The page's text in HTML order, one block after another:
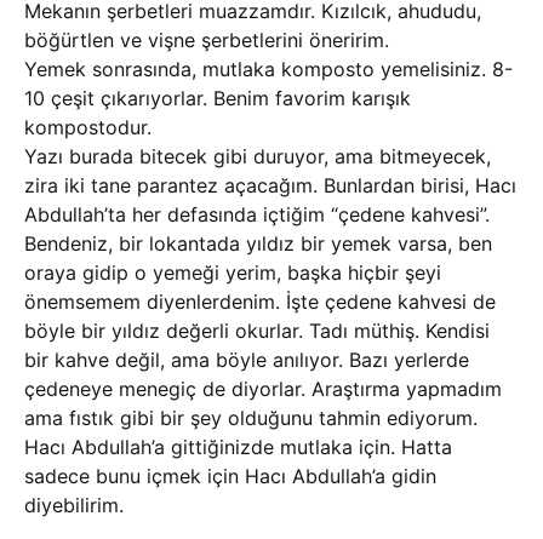
Mekanın şerbetleri muazzamdır. Kızılcık, ahududu,
böğürtlen ve vişne şerbetlerini öneririm.
Yemek sonrasında, mutlaka komposto yemelisiniz. 8-
10 çeşit çıkarıyorlar. Benim favorim karışık
kompostodur.
Yazı burada bitecek gibi duruyor, ama bitmeyecek,
zira iki tane parantez açacağım. Bunlardan birisi, Hacı
Abdullah’ta her defasında içtiğim “çedene kahvesi”.
Bendeniz, bir lokantada yıldız bir yemek varsa, ben
oraya gidip o yemeği yerim, başka hiçbir şeyi
önemsemem diyenlerdenim. İşte çedene kahvesi de
böyle bir yıldız değerli okurlar. Tadı müthiş. Kendisi
bir kahve değil, ama böyle anılıyor. Bazı yerlerde
çedeneye menegiç de diyorlar. Araştırma yapmadım
ama fıstık gibi bir şey olduğunu tahmin ediyorum.
Hacı Abdullah’a gittiğinizde mutlaka için. Hatta
sadece bunu içmek için Hacı Abdullah’a gidin
diyebilirim.